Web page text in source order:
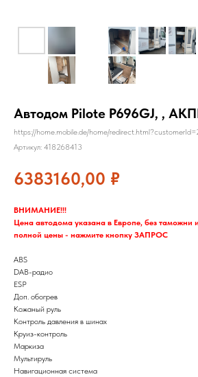
Автодом Pilote P696GJ, ,
https://home.mobile.de/home/
Артикул: 418268413
6383160,00 ₽
ВНИМАНИЕ!!!
Цена автодома указана в Европе, без таможни
полной цены - нажмите кнопку ЗАПРОС
ABS
DAB-радио
ESP
Доп. обогрев
Кожаный руль
Контроль давления в шинах
Круиз-контроль
Маркиза
Мультируль
Навигационная система